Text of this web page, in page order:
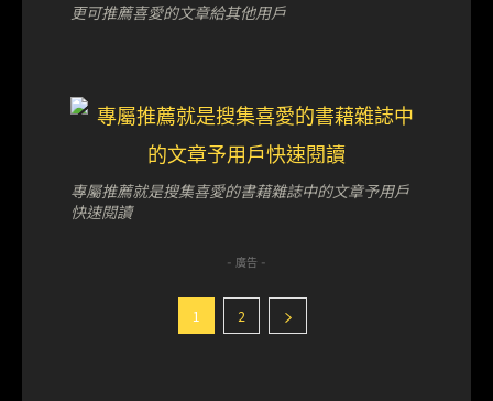
更可推薦喜愛的文章給其他用戶
專屬推薦就是搜集喜愛的書藉雜誌中的文章予用戶
快速閱讀
- 廣告 -
1 2